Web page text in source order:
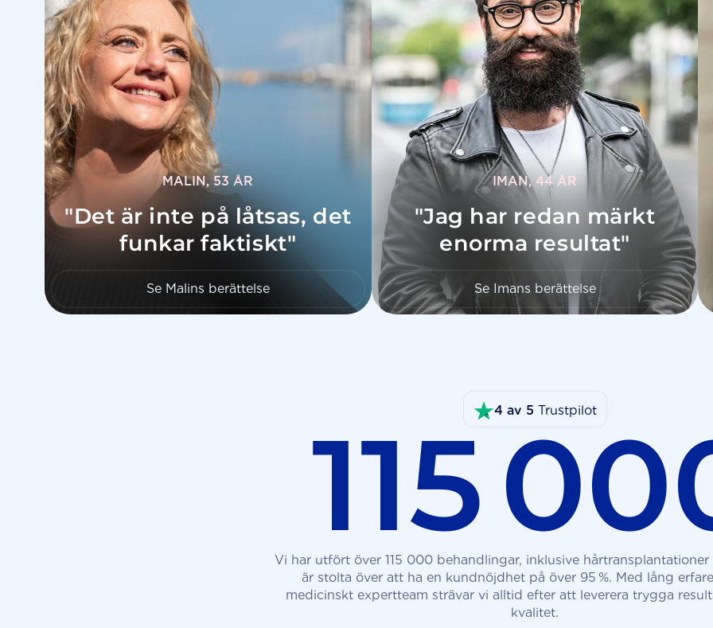
MALIN, 53 ÅR
"Det är inte på låtsas, det
funkar faktiskt"
Se Malins berättelse
IMAN, 44 ÅR
"Jag har redan märkt
enorma resultat"
Se Imans berättelse
4 av 5 Trustpilot
115
Vi har utfört över 115 000 behandlingar, inklusive hårtransplantationer
är stolta över att ha en kundnöjdhet på över 95 %. Med lång
medicinskt expertteam strävar vi alltid efter att leverera trygga
kvalitet.